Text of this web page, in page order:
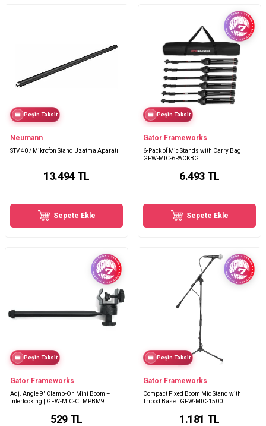
Peşin Taksit
Neumann
STV 40 / Mikrofon Stand Uzatma Aparatı
13.494TL
Sepete Ekle
Peşin Taksit
Gator Frameworks
6-Pack of Mic Stands with Carry Bag |
GFW-MIC-6PACKBG
6.493 TL
Sepete Ekle
Peşin Taksit
Gator Frameworks
Adj. Angle 9" Clamp-On Mini Boom –
Interlocking | GFW-MIC-CLMPBM9
529 TL
Peşin Taksit
Gator Frameworks
Compact Fixed Boom Mic Stand with
Tripod Base | GFW-MIC-1500
1.181 TL